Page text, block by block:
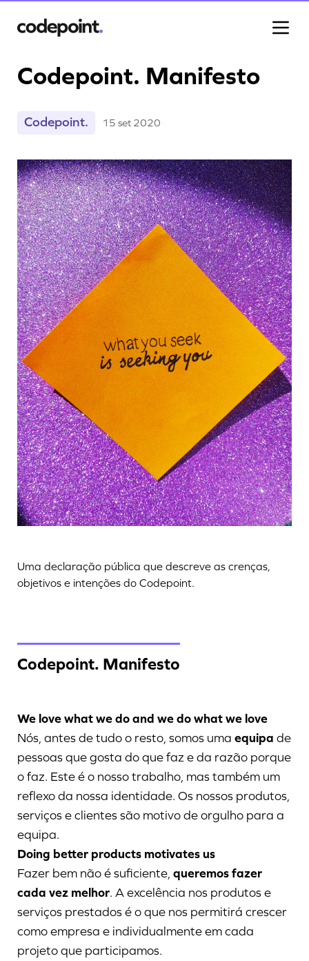
Projetos
Processo
Blog
Carreiras
Codepoint. Manifesto
Codepoint. 15 set 2020
Uma declaração pública que descreve as crenças,
objetivos e intenções do Codepoint.
Codepoint. Manifesto
We love what we do and we do what we love
Nós, antes de tudo o resto, somos uma equipa de
pessoas que gosta do que faz e da razão porque
o faz. Este é o nosso trabalho, mas também um
reflexo da nossa identidade. Os nossos produtos,
serviços e clientes são motivo de orgulho para a
equipa.
Doing better products motivates us
Fazer bem não é suficiente, queremos fazer
cada vez melhor. A excelência nos produtos e
serviços prestados é o que nos permitirá crescer
como empresa e individualmente em cada
projeto que participamos.